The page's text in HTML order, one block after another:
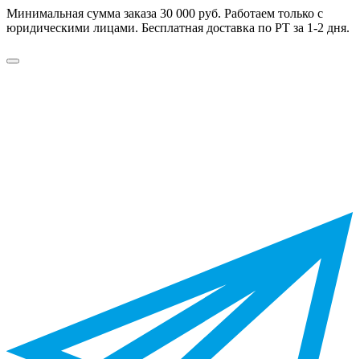
Минимальная сумма заказа 30 000 руб. Работаем только с
юридическими лицами. Бесплатная доставка по РТ за 1-2 дня.